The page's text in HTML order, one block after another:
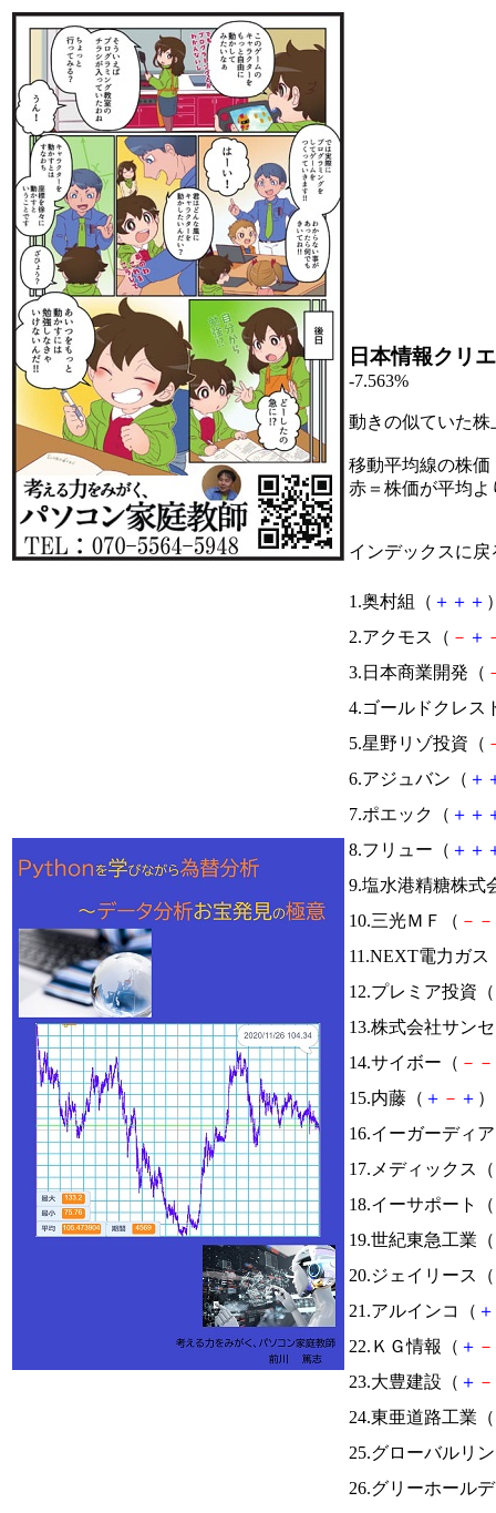
日本情報クリ
-7.563%
動きの似ていた
移動平均線の株価
赤＝株価が平均
インデックスに戻
1.奥村組（ ＋ ＋ ＋
2.アクモス（ － ＋
3.日本商業開発（
4.ゴールドクレス
5.星野リゾ投資（
6.アジュバン（ ＋
7.ポエック（ ＋ ＋
8.フリュー（ ＋ ＋
9.塩水港精糖株式
10.三光ＭＦ（ － －
11.NEXT電力ガス
12.プレミア投資（
13.株式会社サン
14.サイボー（ － －
15.内藤（ ＋ － ＋
16.イーガーディ
17.メディックス（
18.イーサポート（
19.世紀東急工業（
20.ジェイリース（
21.アルインコ（ ＋
22.ＫＧ情報（ ＋ －
23.大豊建設（ ＋ －
24.東亜道路工業（
25.グローバルリ
26.グリーホール